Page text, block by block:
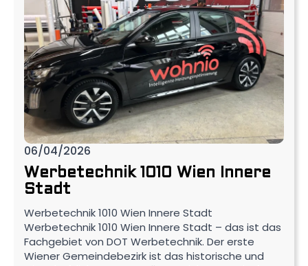
Werbetechnik 1010 Wien Innere
Stadt
06/04/2026
Werbetechnik 1010 Wien Innere Stadt
Werbetechnik 1010 Wien Innere Stadt – das ist das
Fachgebiet von DOT Werbetechnik. Der erste
Wiener Gemeindebezirk ist das historische und